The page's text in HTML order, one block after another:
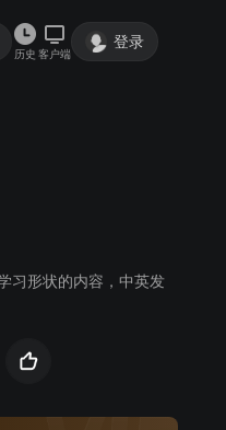
历史 客户端
登录
习形状的内容，中英发